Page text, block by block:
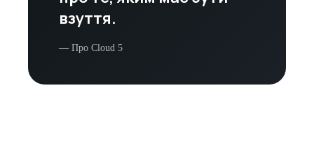
взуття.
— Про Cloud 5